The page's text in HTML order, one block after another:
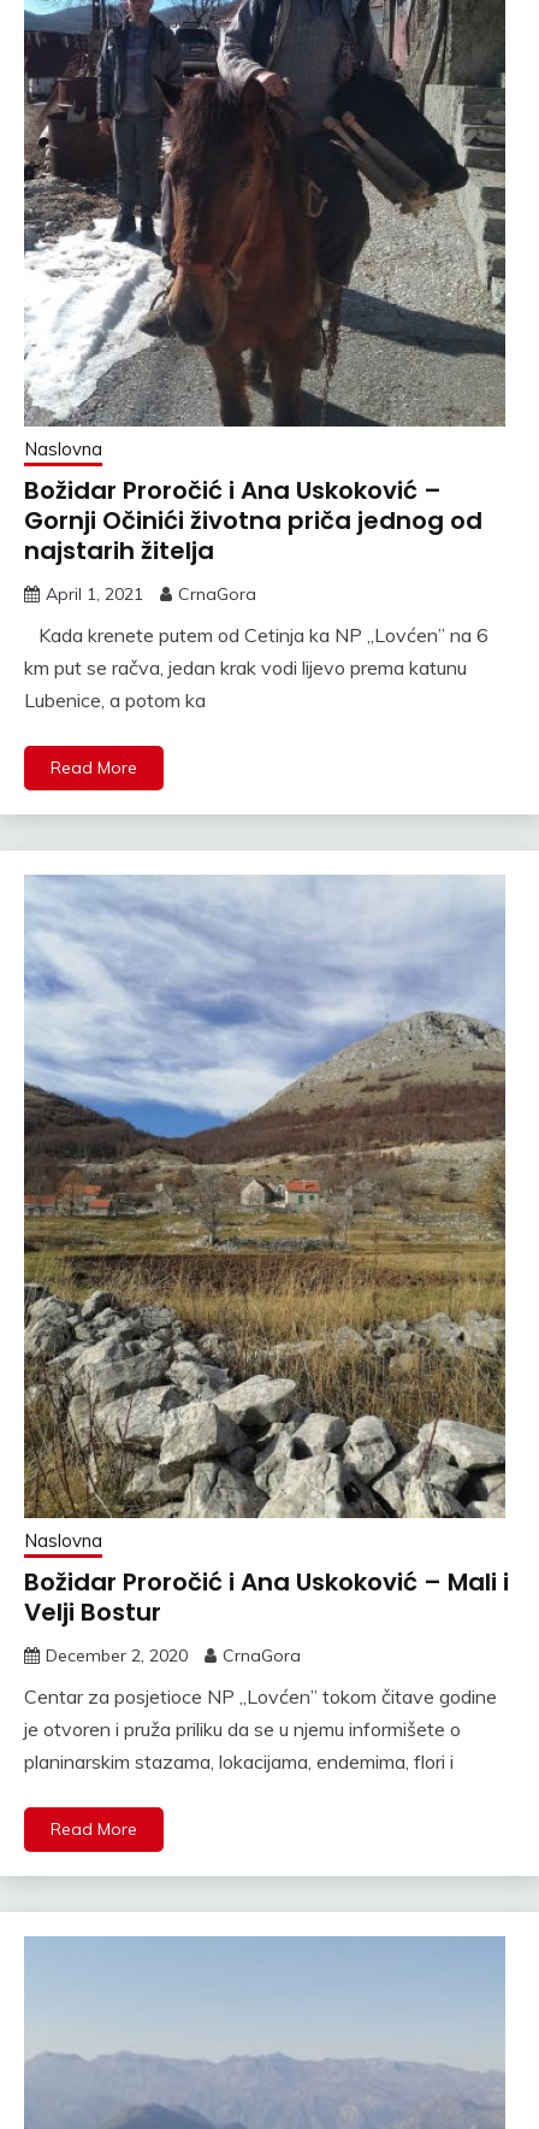
Naslovna
Božidar Proročić i Ana Uskoković –
Gornji Očinići životna priča jednog od
najstarih žitelja
April 1, 2021 CrnaGora
Kada krenete putem od Cetinja ka NP ,,Lovćen” na 6
km put se račva, jedan krak vodi lijevo prema katunu
Lubenice, a potom ka
Read More
Naslovna
Božidar Proročić i Ana Uskoković – Mali i
Velji Bostur
December 2, 2020 CrnaGora
Centar za posjetioce NP „Lovćen” tokom čitave godine
je otvoren i pruža priliku da se u njemu informišete o
planinarskim stazama, lokacijama, endemima, flori i
Read More